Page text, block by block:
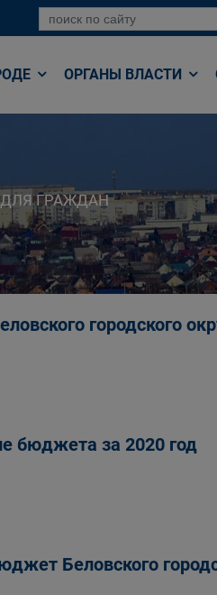
ОРГАНЫ ВЛАСТИ
ГРАЖДАН
городского
бюджета за 2020 год
Беловского